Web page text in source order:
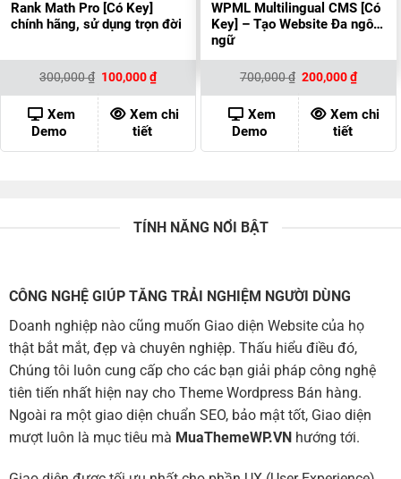
Rank Math Pro [Có Key]
chính hãng, sử dụng trọn đời
300,000₫ Giá
là:
300,000 ₫.
100,000₫Giá
hiện
tại
là:
100,000 ₫.
Xem
Demo
Xem chi
tiết
WPML Multilingual CMS [Có
Key] – Tạo Website Đa ngôn
ngữ
700,000₫ Giá
là:
700,000 ₫.
200,000₫Giá
hiện
tại
là:
Xem
Demo
Xem chi
tiết
TÍNH NĂNG NỔI BẬT
CÔNG NGHỆ GIÚP TĂNG TRẢI NGHIỆM NGƯỜI DÙNG
Doanh nghiệp nào cũng muốn Giao diện Website của họ
thật bắt mắt, đẹp và chuyên nghiệp. Thấu hiểu điều đó,
Chúng tôi luôn cung cấp cho các bạn giải pháp công nghệ
tiên tiến nhất hiện nay cho Theme Wordpress Bán hàng.
Ngoài ra một giao diện chuẩn SEO, bảo mật tốt, Giao diện
mượt luôn là mục tiêu mà MuaThemeWP.VN hướng tới.